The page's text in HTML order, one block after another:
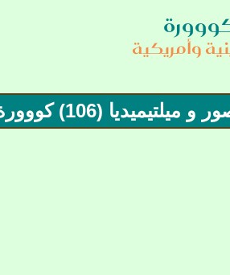
وأمريكية
(106) كووورة لاتينية وأمريكية |||